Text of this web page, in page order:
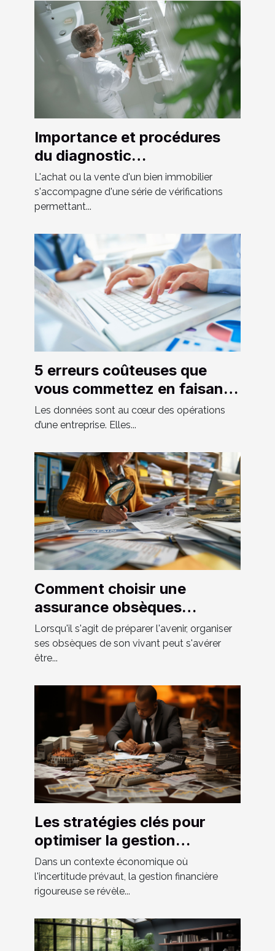
Importance et procédures
du diagnostic
assainissement lors de la
vente
L'achat ou la vente d'un bien immobilier
s'accompagne d'une série de vérifications
permettant...
5 erreurs coûteuses que
vous commettez en faisant
de la saisie des données
Les données sont au cœur des opérations
d’une entreprise. Elles...
Comment choisir une
assurance obsèques
adaptée à vos besoins
Lorsqu'il s'agit de préparer l'avenir, organiser
ses obsèques de son vivant peut s'avérer
être...
Les stratégies clés pour
optimiser la gestion
financière d'une petite
entreprise en période de
crise
Dans un contexte économique où
l'incertitude prévaut, la gestion financière
rigoureuse se révèle...